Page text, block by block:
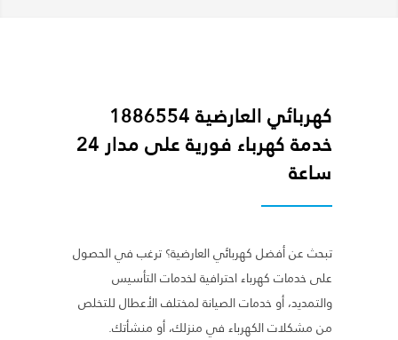
كهربائي العارضية 1886554
خدمة كهرباء فورية على مدار 24
ساعة
تبحث عن أفضل كهربائي العارضية؟ ترغب في الحصول
على خدمات كهرباء احترافية لخدمات التأسيس
والتمديد، أو خدمات الصيانة لمختلف الأعطال للتخلص
من مشكلات الكهرباء في منزلك، أو منشأتك.